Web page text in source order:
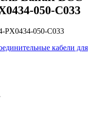
050-C033
PX0434-050-C033
кабели для